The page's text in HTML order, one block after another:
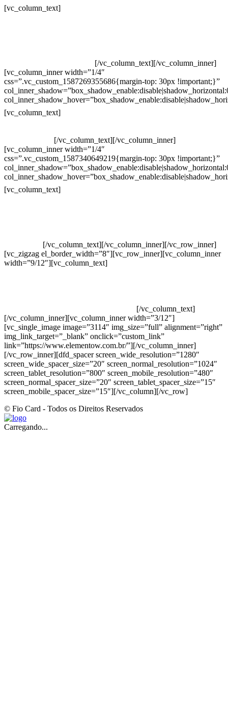
[vc_column_text]
[/vc_column_text][/vc_column_inner]
[vc_column_inner width=”1/4″
css=”.vc_custom_1587269355686{margin-top: 30px !important;}”
[vc_column_text]
[/vc_column_text][/vc_column_inner]
[vc_column_inner width=”1/4″
css=”.vc_custom_1587340649219{margin-top: 30px !important;}”
[vc_column_text]
[/vc_column_text][/vc_column_inner][/vc_row_inner]
[vc_zigzag el_border_width=”8″][vc_row_inner][vc_column_inner
width=”9/12″][vc_column_text]
[/vc_column_text]
[/vc_column_inner][vc_column_inner width=”3/12″]
[vc_single_image image=”3114″ img_size=”full” alignment=”right”
img_link_target=”_blank” onclick=”custom_link”
link=”https://www.elementow.com.br/”][/vc_column_inner]
[/vc_row_inner][dfd_spacer screen_wide_resolution=”1280″
screen_wide_spacer_size=”20″ screen_normal_resolution=”1024″
screen_tablet_resolution=”800″ screen_mobile_resolution=”480″
screen_normal_spacer_size=”20″ screen_tablet_spacer_size=”15″
screen_mobile_spacer_size=”15″][/vc_column][/vc_row]
© Fio Card - Todos os Direitos Reservados
Carregando...